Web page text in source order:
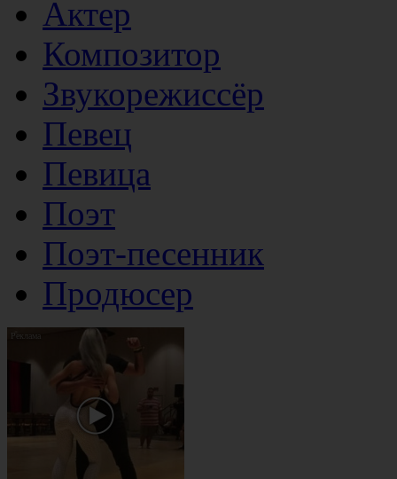
Актер
Композитор
Звукорежиссёр
Певец
Певица
Поэт
Поэт-песенник
Продюсер